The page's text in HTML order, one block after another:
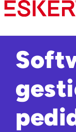
Skip
to
content